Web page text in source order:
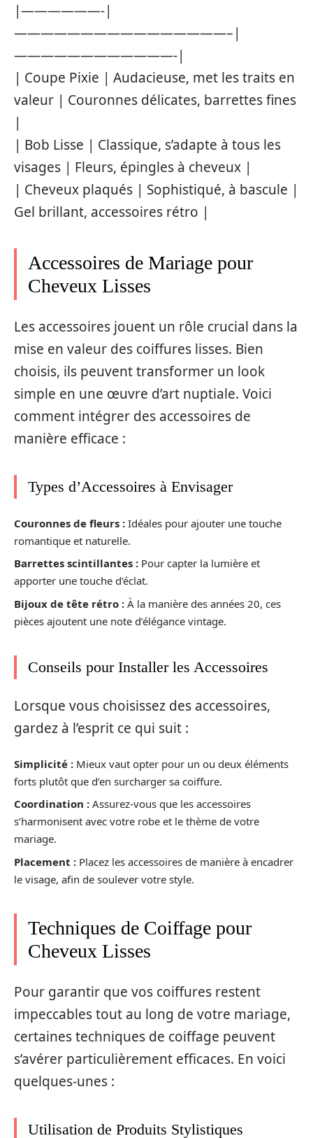
|——————-|
————————————————–|
————————————-|
| Coupe Pixie | Audacieuse, met les traits en
valeur | Couronnes délicates, barrettes fines
|
| Bob Lisse | Classique, s’adapte à tous les
visages | Fleurs, épingles à cheveux |
| Cheveux plaqués | Sophistiqué, à bascule |
Gel brillant, accessoires rétro |
Accessoires de Mariage pour
Cheveux Lisses
Les accessoires jouent un rôle crucial dans la
mise en valeur des coiffures lisses. Bien
choisis, ils peuvent transformer un look
simple en une œuvre d’art nuptiale. Voici
comment intégrer des accessoires de
manière efficace :
Types d’Accessoires à Envisager
Couronnes de fleurs : Idéales pour ajouter une touche
romantique et naturelle.
Barrettes scintillantes : Pour capter la lumière et
apporter une touche d’éclat.
Bijoux de tête rétro : À la manière des années 20, ces
pièces ajoutent une note d’élégance vintage.
Conseils pour Installer les Accessoires
Lorsque vous choisissez des accessoires,
gardez à l’esprit ce qui suit :
Simplicité : Mieux vaut opter pour un ou deux éléments
forts plutôt que d’en surcharger sa coiffure.
Coordination : Assurez-vous que les accessoires
s’harmonisent avec votre robe et le thème de votre
mariage.
Placement : Placez les accessoires de manière à encadrer
le visage, afin de soulever votre style.
Techniques de Coiffage pour
Cheveux Lisses
Pour garantir que vos coiffures restent
impeccables tout au long de votre mariage,
certaines techniques de coiffage peuvent
s’avérer particulièrement efficaces. En voici
quelques-unes :
Utilisation de Produits Stylistiques